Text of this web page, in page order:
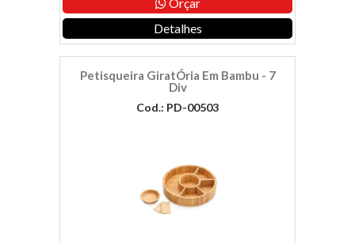
Detalhes
Petisqueira GiratÓria Em Bambu - 7
Div
Cod.: PD-00503